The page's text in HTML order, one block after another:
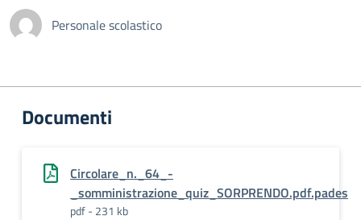
Personale scolastico
Documenti
Circolare_n._64_-
_somministrazione_quiz_SORPRENDO.pdf.pades
pdf - 231 kb